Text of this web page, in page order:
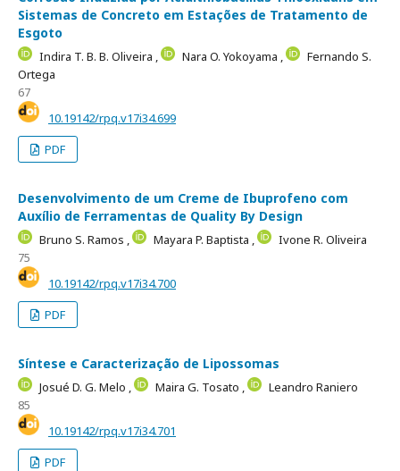
Sistemas de Concreto em Estações de Tratamento de
Esgoto
Indira T. B. B. Oliveira , Nara O. Yokoyama ,
Fernando S.
Ortega
67
10.19142/rpq.v17i34.699
PDF
Desenvolvimento de um Creme de Ibuprofeno com
Auxílio de Ferramentas de Quality By Design
Bruno S. Ramos , Mayara P. Baptista ,
Ivone R. Oliveira
75
10.19142/rpq.v17i34.700
PDF
Síntese e Caracterização de Lipossomas
Josué D. G. Melo , Maira G. Tosato ,
Leandro Raniero
85
10.19142/rpq.v17i34.701
PDF